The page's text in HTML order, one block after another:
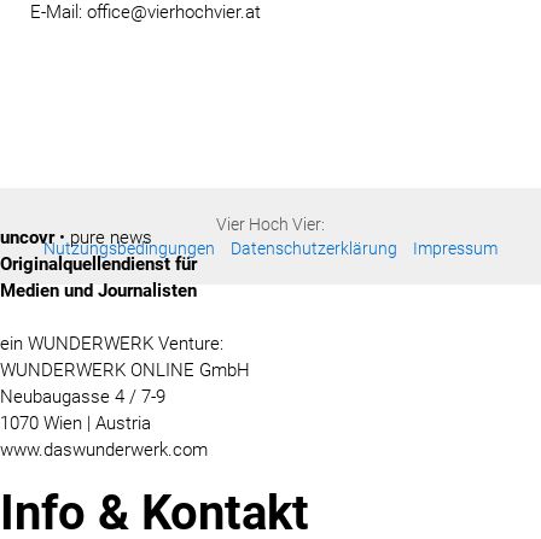
E-Mail: office@vierhochvier.at
Vier Hoch Vier:
Nutzungsbedingungen
Datenschutzerklärung Impressum
uncovr• pure news
Originalquellendienst für
Medien und Journalisten
ein WUNDERWERK Venture:
WUNDERWERK ONLINE GmbH
Neubaugasse 4 / 7-9
1070 Wien | Austria
www.daswunderwerk.com
Info & Kontakt